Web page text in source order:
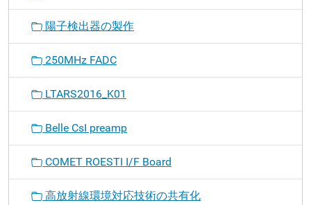
陽子検出器の製作
250MHz FADC
LTARS2016_K01
Belle CsI preamp
COMET ROESTI I/F Board
高放射線環境対応技術の共有化